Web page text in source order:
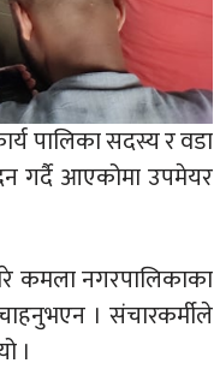
पालिका सदस्य र वडा
गर्दै आएकोमा उपमेयर
कमला नगरपालिकाका
। संचारकर्मीले
।